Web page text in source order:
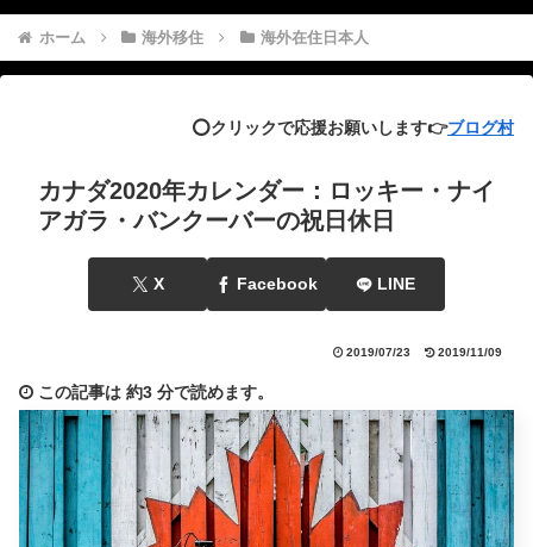
ホーム 海外移住 海外在住日本人
⭕️クリックで応援お願いします👉ブログ村
カナダ2020年カレンダー：ロッキー・ナイ
アガラ・バンクーバーの祝日休日
X Facebook LINE
2019/07/23 2019/11/09
この記事は 約3 分で読めます。